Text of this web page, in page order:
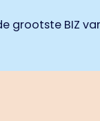
grootste BIZ